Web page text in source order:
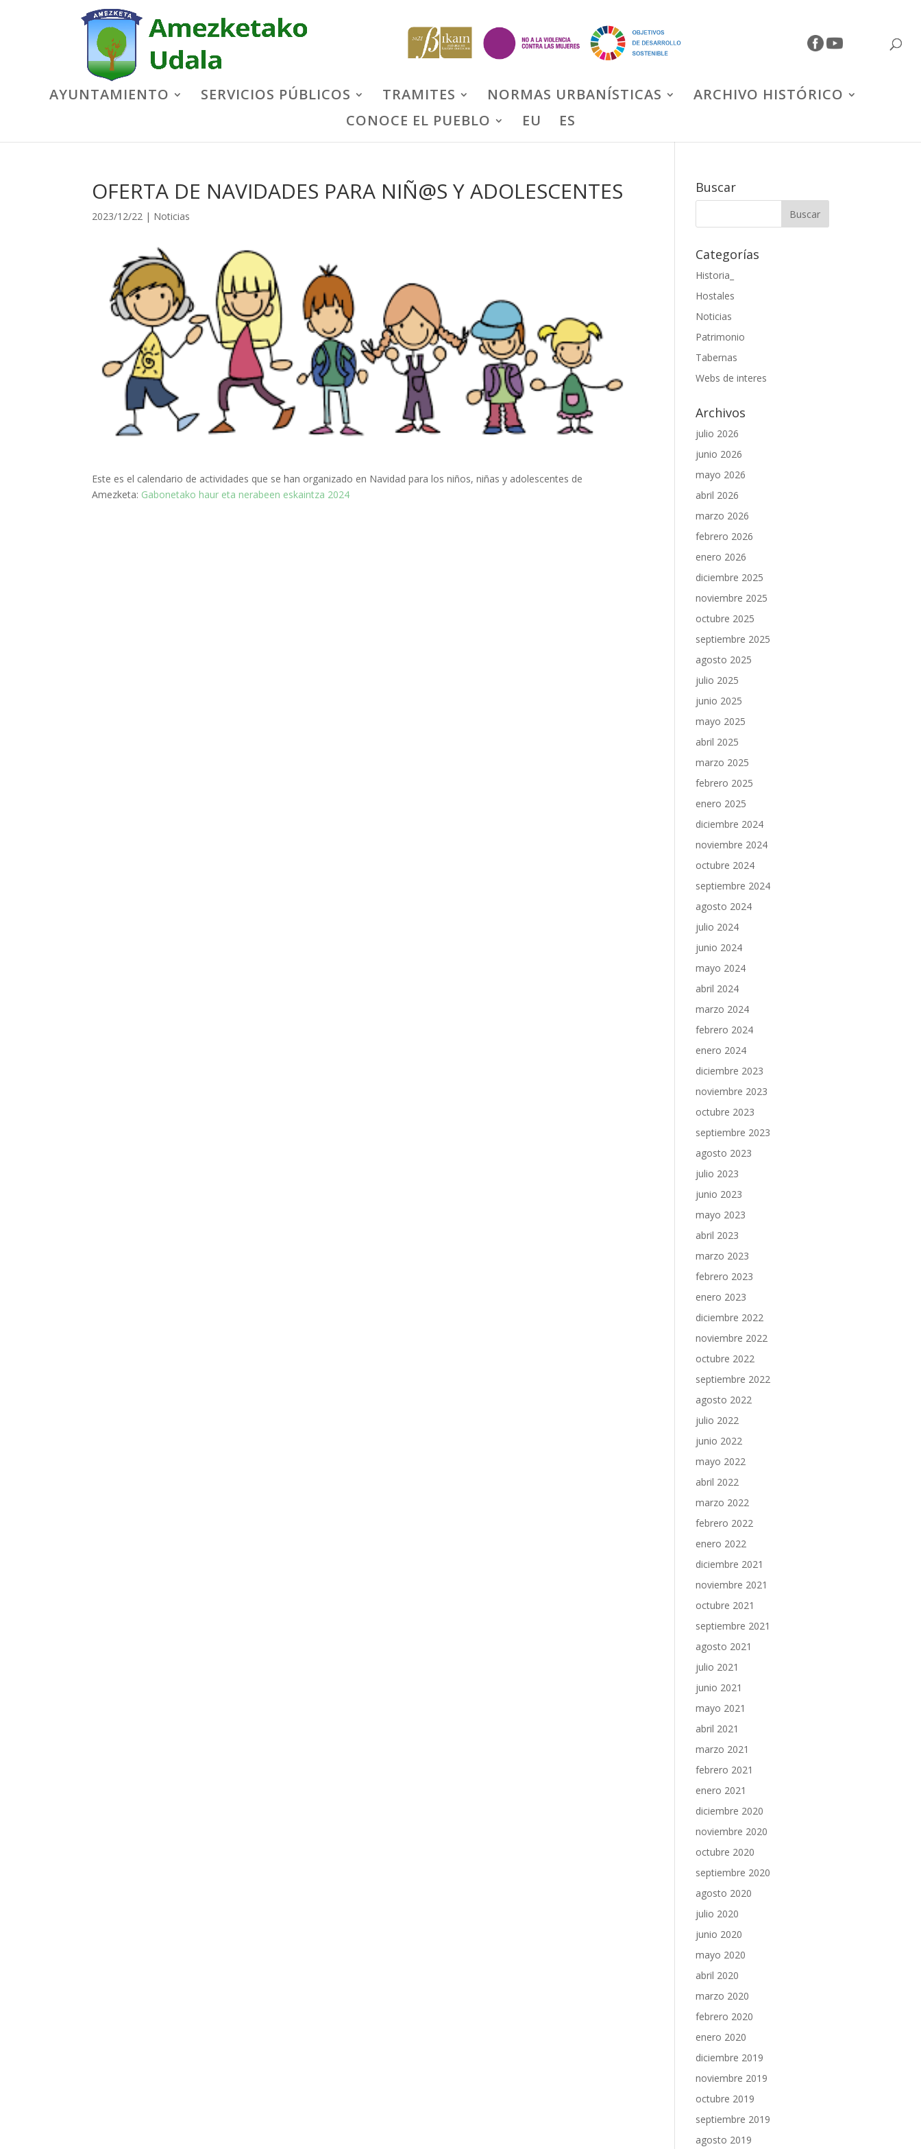
AYUNTAMIENTO SERVICIOS PÚBLICOS TRAMITES NORMAS URBANÍSTICAS
ARCHIVO HISTÓRICO
CONOCE EL PUEBLO
EU ES
OFERTA DE NAVIDADES PARA NIÑ@S Y ADOLESCENTES
2023/12/22 | Noticias
Este es el calendario de actividades que se han organizado en Navidad para los niños, niñas y adolescentes de
Amezketa: Gabonetako haur eta nerabeen eskaintza 2024
Buscar
Categorías
Historia_
Hostales
Noticias
Patrimonio
Tabernas
Webs de interes
Archivos
julio 2026
junio 2026
mayo 2026
abril 2026
marzo 2026
febrero 2026
enero 2026
diciembre 2025
noviembre 2025
octubre 2025
septiembre 2025
agosto 2025
julio 2025
junio 2025
mayo 2025
abril 2025
marzo 2025
febrero 2025
enero 2025
diciembre 2024
noviembre 2024
octubre 2024
septiembre 2024
agosto 2024
julio 2024
junio 2024
mayo 2024
abril 2024
marzo 2024
febrero 2024
enero 2024
diciembre 2023
noviembre 2023
octubre 2023
septiembre 2023
agosto 2023
julio 2023
junio 2023
mayo 2023
abril 2023
marzo 2023
febrero 2023
enero 2023
diciembre 2022
noviembre 2022
octubre 2022
septiembre 2022
agosto 2022
julio 2022
junio 2022
mayo 2022
abril 2022
marzo 2022
febrero 2022
enero 2022
diciembre 2021
noviembre 2021
octubre 2021
septiembre 2021
agosto 2021
julio 2021
junio 2021
mayo 2021
abril 2021
marzo 2021
febrero 2021
enero 2021
diciembre 2020
noviembre 2020
octubre 2020
septiembre 2020
agosto 2020
julio 2020
junio 2020
mayo 2020
abril 2020
marzo 2020
febrero 2020
enero 2020
diciembre 2019
noviembre 2019
octubre 2019
septiembre 2019
agosto 2019